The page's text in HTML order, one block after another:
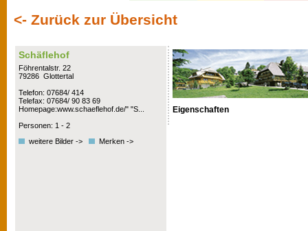
<- Zurück zur Übersicht
Schäflehof
Föhrentalstr. 22
79286 Glottertal
Telefon: 07684/ 414
Telefax: 07684/ 90 83 69
Homepage:www.schaeflehof.de/" "S...
Personen: 1 - 2
weitere Bilder ->
Merken ->
Eigenschaften